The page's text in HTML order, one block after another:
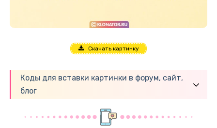
Скачать картинку
Коды для вставки картинки в форум, сайт,
блог